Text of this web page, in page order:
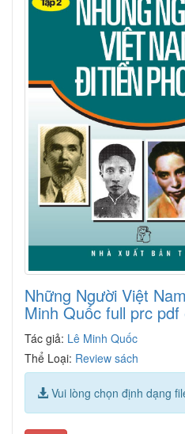
Những Người Việt
Minh Quốc full prc
Tác giả: Lê Minh Quốc
Thể Loại: Review sách
Vui lòng chọn định dạng